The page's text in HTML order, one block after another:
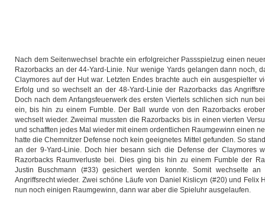
Nach dem Seitenwechsel brachte ein erfolgreicher Passspielzug einen
Razorbacks an der 44-Yard-Linie. Nur wenige Yards gelangen dann noch,
Claymores auf der Hut war. Letzten Endes brachte auch ein ausgespielter
Erfolg und so wechselt an der 48-Yard-Linie der Razorbacks das
Doch nach dem Anfangsfeuerwerk des ersten Viertels schlichen sich nun
ein, bis hin zu einem Fumble. Der Ball wurde von den Razorbacks
wechselt wieder. Zweimal mussten die Razorbacks bis in einen vierten
und schafften jedes Mal wieder mit einem ordentlichen Raumgewinn einen
hatte die Chemnitzer Defense noch kein geeignetes Mittel gefunden. So
an der 9-Yard-Linie. Doch hier besann sich die Defense der Claymores
Razorbacks Raumverluste bei. Dies ging bis hin zu einem Fumble der
Justin Buschmann (#33) gesichert werden konnte. Somit wechselte an
Angriffsrecht wieder. Zwei schöne Läufe von Daniel Kislicyn (#20) und Felix
nun noch einigen Raumgewinn, dann war aber die Spieluhr ausgelaufen.